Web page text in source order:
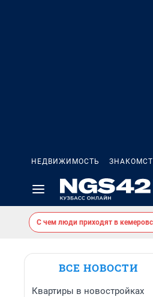
НЕДВИЖИМОСТЬ
С чем люди приходят в
ВСЕ НОВОСТИ
Квартиры в новостройках